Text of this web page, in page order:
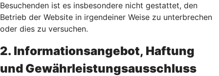
Besuchenden ist es insbesondere nicht gestattet, den
Betrieb der Website in irgendeiner Weise zu unterbrechen
oder dies zu versuchen.
2. Informationsangebot, Haftung
und Gewährleistungsausschluss